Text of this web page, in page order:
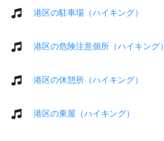
港区の駐車場（ハイキング）
港区の危険注意個所（ハイキング）
港区の休憩所（ハイキング）
港区の東屋（ハイキング）